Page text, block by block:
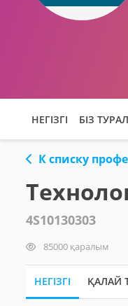
НЕГІЗГІ БІЗ
К списку
4S10130303
85000 қаралым
НЕГІЗГІ ҚАЛАЙ